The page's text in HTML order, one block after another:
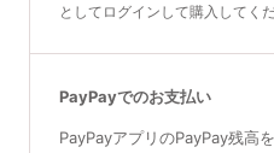
としてログインして購入してくだ
PayPayでのお支払い
PayPayアプリのPayPay残高